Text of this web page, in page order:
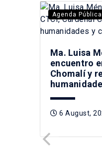
Agenda Pública
Ma. Luisa
encuentro
Chomalí y
6 August,